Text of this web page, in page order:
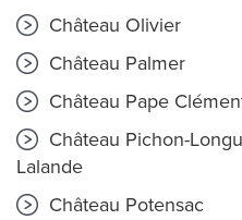
Château Olivier
Château Palmer
Château Pape
Château Pichon-
Lalande
Château Potensac